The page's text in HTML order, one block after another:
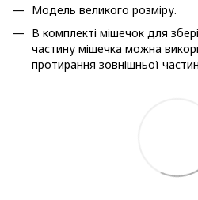
Модель великого розміру.
В комплекті мішечок для
частину мішечка можна
протирання зовнішньої